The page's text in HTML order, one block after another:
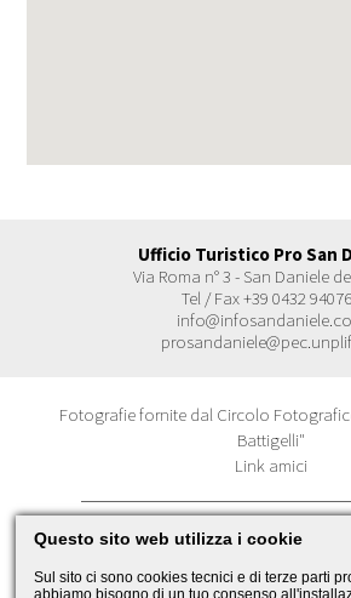
Ufficio Turistico Pro San
Via Roma n° 3 - San Daniele
Tel / Fax +39 0432
Fotografie fornite dal Circolo
Battigelli"
Link amici
© 2026 Pro San Daniele
P.IVA 01444550303
Questo sito web utilizza i cookie
Sul sito ci sono cookies tecnici e di terze parti
abbiamo bisogno di un tuo consenso